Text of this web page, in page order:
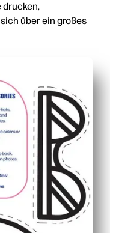
drucken,
über ein großes
— Sie drucken, färben,
und Vortäuschen
Bilderbuch —
— drucken